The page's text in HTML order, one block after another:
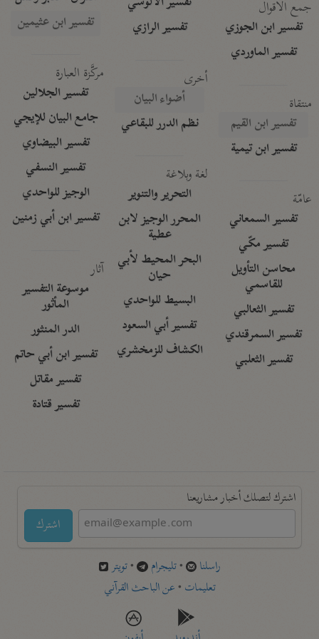
جمع الأقوال
تفسير ابن الجوزي
تفسير الماوردي
منتقاة
تفسير ابن القيم
تفسير ابن تيمية
عامّة
تفسير السمعاني
تفسير مكّي
محاسن التأويل
للقاسمي
تفسير الثعالبي
تفسير السمرقندي
تفسير الثعلبي
تفسير الرازي
أخرى
أضواء البيان
نظم الدرر للبقاعي
لغة وبلاغة
التحرير والتنوير
المحرر الوجيز لابن
عطية
البحر المحيط لأبي
حيان
البسيط للواحدي
تفسير أبي السعود
الكشاف للزمخشري
تفسير ابن عثيمين
مركَّزة العبارة
تفسير الجلالين
جامع البيان للإيجي
تفسير البيضاوي
تفسير النسفي
الوجيز للواحدي
تفسير ابن أبي زمنين
آثار
موسوعة التفسير
المأثور
الدر المنثور
تفسير ابن أبي حاتم
تفسير مقاتل
تفسير قتادة
اشترك لتصلك أخبار مشاريعنا
اشترك
راسلنا •تليجرام •تويتر
تعليمات •عن الباحث القرآني